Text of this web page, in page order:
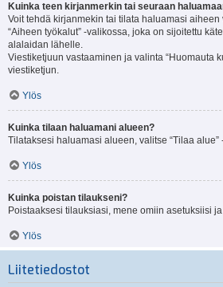
Kuinka teen kirjanmerkin tai seuraan
Voit tehdä kirjanmekin tai tilata haluamasi
“Aiheen työkalut” -valikossa, joka on sijoitettu
alalaidan lähelle.
Viestiketjuun vastaaminen ja valinta “Huomauta
viestiketjun.
Ylös
Kuinka tilaan haluamani alueen?
Tilataksesi haluamasi alueen, valitse “Tilaa
Ylös
Kuinka poistan tilaukseni?
Poistaaksesi tilauksiasi, mene omiin asetuksiisi
Ylös
Liitetiedostot